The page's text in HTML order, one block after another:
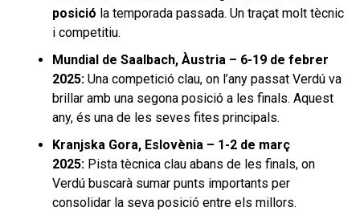
posició la temporada passada. Un traçat molt tècnic
i competitiu.
Mundial de Saalbach, Àustria – 6-19 de febrer
2025: Una competició clau, on l’any passat Verdú va
brillar amb una segona posició a les finals. Aquest
any, és una de les seves fites principals.
Kranjska Gora, Eslovènia – 1-2 de març
2025: Pista tècnica clau abans de les finals, on
Verdú buscarà sumar punts importants per
consolidar la seva posició entre els millors.